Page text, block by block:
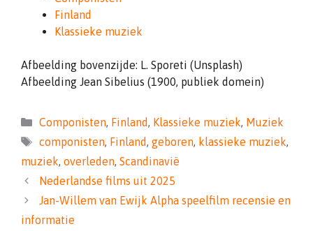
Finland
Klassieke muziek
Afbeelding bovenzijde: L. Sporeti (Unsplash)
Afbeelding Jean Sibelius (1900, publiek domein)
Categorieën
Componisten, Finland Klassieke muziek Muziek
Tags
componisten, Finland geboren, klassieke muziek
muziek overleden Scandinavië
Nederlandse films uit 2025
Jan-Willem van Ewijk Alpha speelfilm recensie en
informatie